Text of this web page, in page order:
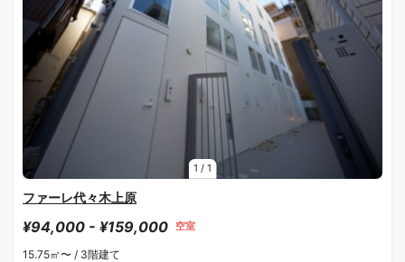
1 / 1
ファーレ代々木上原
¥94,000 - ¥159,000 空室
15.75㎡〜 / 3階建て